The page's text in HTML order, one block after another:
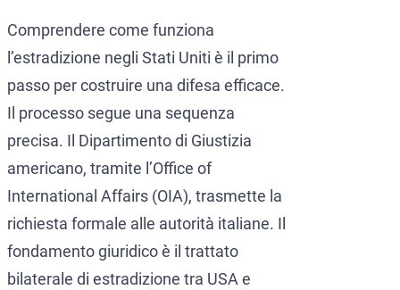
Comprendere come funziona
l’estradizione negli Stati Uniti è il primo
passo per costruire una difesa efficace.
Il processo segue una sequenza
precisa. Il Dipartimento di Giustizia
americano, tramite l’Office of
International Affairs (OIA), trasmette la
richiesta formale alle autorità italiane. Il
fondamento giuridico è il trattato
bilaterale di estradizione tra USA e